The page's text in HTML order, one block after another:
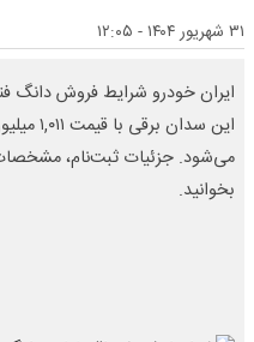
۳۱ شهریور ۱۴۰۴ - ۱۲:۰۵
می‌شود. جزئیات ثبت‌نام،
بخوانید.